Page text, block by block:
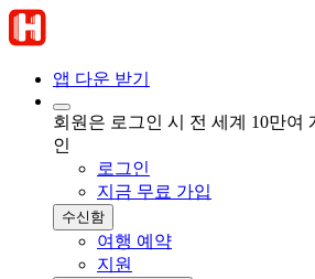
앱 다운 받기
회원은 로그인 시 전 세계 10만여
인
로그인
지금 무료 가입
수신함
여행 예약
지원